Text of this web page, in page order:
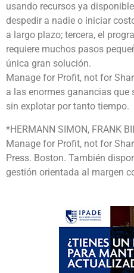
usando recursos ya
despedir a nadie o iniciar
a largo plazo; tercera, el
requiere muchos pasos
única gran solución.
Manage for Profit, not for
a las enormes ganancias
sin explotar por tanto tiempo.
*HERMANN SIMON, FRANK
Manage for Profit, not for
Press. Boston. También
gestión orientada al margen